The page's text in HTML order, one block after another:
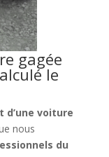
gagée
le
voiture
nous
du